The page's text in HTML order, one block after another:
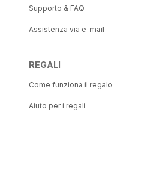
Supporto & FAQ
Assistenza via e-mail
REGALI
Come funziona il regalo
Aiuto per i regali